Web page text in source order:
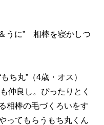
うに” 相棒を寝かしつ
ち丸”（4歳・オス）
仲良し。ぴったりとく
相棒の毛づくろいをす
ってもらうもち丸くん